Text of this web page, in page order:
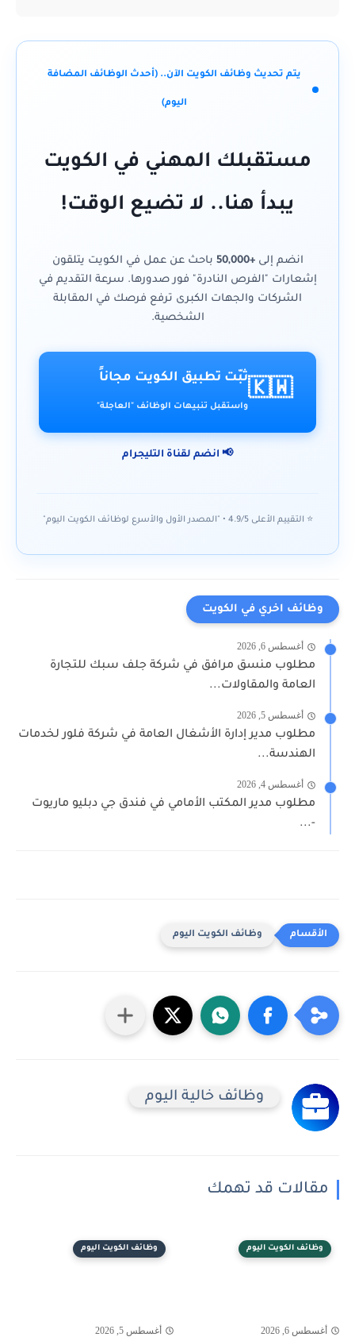
يتم تحديث وظائف الكويت الآن.. (أحدث الوظائف المضافة
اليوم)
مستقبلك المهني في الكويت
يبدأ هنا.. لا تضيع الوقت!
انضم إلى+50,000
باحث عن عمل في الكويت يتلقون
إشعارات "الفرص النادرة" فور صدورها. سرعة التقديم في
الشركات والجهات الكبرى ترفع فرصك في المقابلة
الشخصية.
🇰🇼
ثبّت تطبيق الكويت مجاناً
واستقبل تنبيهات الوظائف "العاجلة"
📢 انضم لقناة التليجرام
⭐ التقييم الأعلى 4.9/5 • "المصدر الأول والأسرع لوظائف الكويت اليوم"
وظائف اخري في الكويت
أغسطس 6, 2026
مطلوب منسق مرافق في شركة جلف سبك للتجارة
العامة والمقاولات...
أغسطس 5, 2026
مطلوب مدير إدارة الأشغال العامة في شركة فلور لخدمات
الهندسة...
أغسطس 4, 2026
مطلوب مدير المكتب الأمامي في فندق جي دبليو ماريوت
-...
وظائف الكويت اليوم
وظائف خالية اليوم
مقالات قد تهمك
وظائف الكويت اليوم
أغسطس 6, 2026
وظائف الكويت اليوم
أغسطس 5, 2026